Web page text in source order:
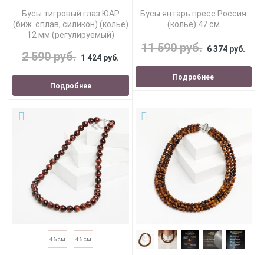
Бусы тигровый глаз ЮАР
(биж. сплав, силикон) (колье)
12 мм (регулируемый)
2 590 руб. 1 424 руб.
Подробнее
Бусы янтарь пресс Россия
(колье) 47 см
11 590 руб. 6 374 руб.
Подробнее
46 см 46 см